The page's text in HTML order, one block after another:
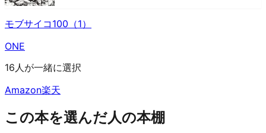
モブサイコ100（1）
ONE
16人が一緒に選択
Amazon楽天
この本を選んだ人の本棚